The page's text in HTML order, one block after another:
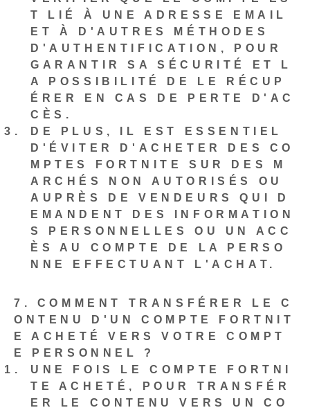
T LIÉ À UNE ADRESSE EMAIL
ET À D'AUTRES MÉTHODES
D'AUTHENTIFICATION, POUR
GARANTIR SA SÉCURITÉ ET L
A POSSIBILITÉ DE LE RÉCUP
ÉRER EN CAS DE PERTE D'AC
CÈS.
DE PLUS, IL EST ESSENTIEL
D'ÉVITER D'ACHETER DES CO
MPTES FORTNITE SUR DES M
ARCHÉS NON AUTORISÉS OU
AUPRÈS DE VENDEURS QUI D
EMANDENT DES INFORMATION
S PERSONNELLES OU UN ACC
ÈS AU COMPTE DE LA PERSO
NNE EFFECTUANT L'ACHAT.
7. COMMENT TRANSFÉRER LE C
ONTENU D'UN COMPTE FORTNIT
E ACHETÉ VERS VOTRE COMPT
E PERSONNEL ?
UNE FOIS LE COMPTE FORTNI
TE ACHETÉ, POUR TRANSFÉR
ER LE CONTENU VERS UN CO